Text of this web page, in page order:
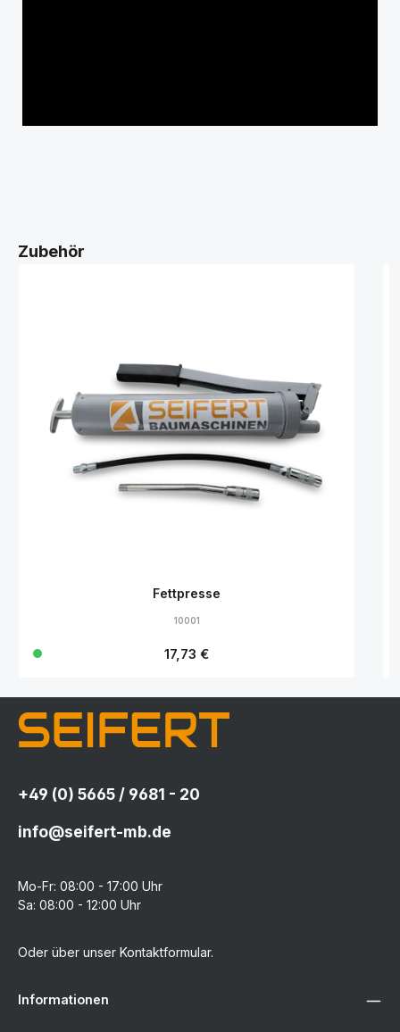
Zubehör
Fettpresse
10001
Regulärer Preis:
17,73 €
+49 (0) 5665 / 9681 - 20
info@seifert-mb.de
Mo-Fr: 08:00 - 17:00 Uhr
Sa: 08:00 - 12:00 Uhr
Oder über unser Kontaktformular.
Informationen